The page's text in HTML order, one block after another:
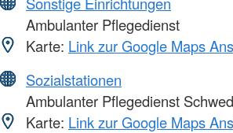
Ambulanter Pflegedienst
Karte: Link zur Google Maps
Sozialstationen
Ambulanter Pflegedienst
Karte: Link zur Google Maps